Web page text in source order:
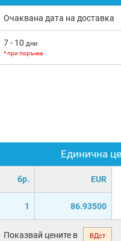
Единична
бр. EUR
1 86.93500
Показвай цените в ВДст
Очаквана дата на доставка
7 - 10 дни
* при поръчка